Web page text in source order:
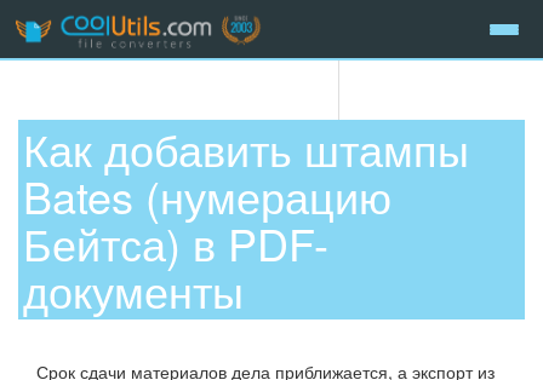
Как добавить штампы
Bates (нумерацию
Бейтса) в PDF-
документы
Срок сдачи материалов дела приближается, а экспорт из